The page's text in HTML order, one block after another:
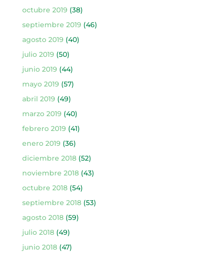
octubre 2019 (38)
septiembre 2019 (46)
agosto 2019 (40)
julio 2019 (50)
junio 2019 (44)
mayo 2019 (57)
abril 2019 (49)
marzo 2019 (40)
febrero 2019 (41)
enero 2019 (36)
diciembre 2018(52)
noviembre 2018(43)
octubre 2018(54)
septiembre 2018(53)
agosto 2018(59)
julio 2018(49)
junio 2018(47)